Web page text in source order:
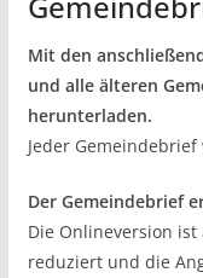
Mit den
und alle älteren
herunterladen.
Jeder
Der Gemeindebrief
Die Onlineversion
reduziert und die